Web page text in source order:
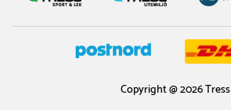
Copyright @ 2026 Tress